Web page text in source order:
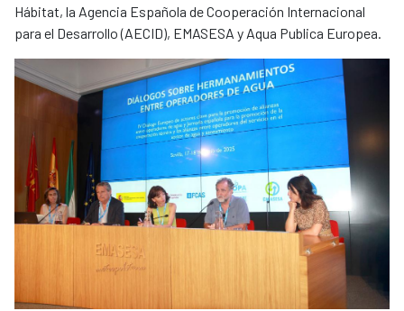
Hábitat, la Agencia Española de Cooperación Internacional
para el Desarrollo (AECID), EMASESA y Aqua Publica Europea.